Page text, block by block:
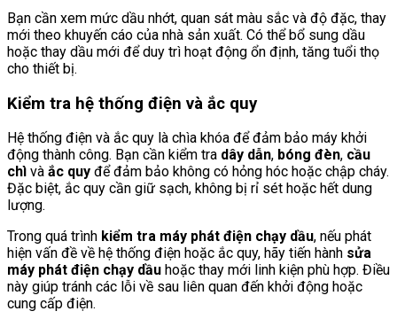
Bạn cần xem mức dầu nhớt, quan sát màu sắc và độ đặc, thay
mới theo khuyến cáo của nhà sản xuất. Có thể bổ sung dầu
hoặc thay dầu mới để duy trì hoạt động ổn định, tăng tuổi thọ
cho thiết bị.
Kiểm tra hệ thống điện và ắc quy
Hệ thống điện và ắc quy là chìa khóa để đảm bảo máy khởi
động thành công. Bạn cần kiểm tra dây dẫn, bóng đèn, cầu
chì và ắc quy để đảm bảo không có hỏng hóc hoặc chập cháy.
Đặc biệt, ắc quy cần giữ sạch, không bị rỉ sét hoặc hết dung
lượng.
Trong quá trình kiểm tra máy phát điện chạy dầu, nếu phát
hiện vấn đề về hệ thống điện hoặc ắc quy, hãy tiến hành sửa
máy phát điện chạy dầu hoặc thay mới linh kiện phù hợp. Điều
này giúp tránh các lỗi về sau liên quan đến khởi động hoặc
cung cấp điện.